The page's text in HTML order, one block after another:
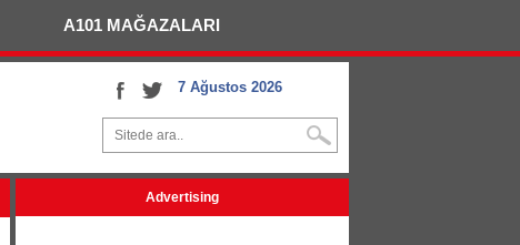
A101 MAĞAZALARI
7 Ağustos 2026
Advertising